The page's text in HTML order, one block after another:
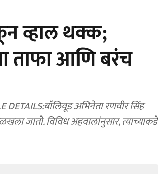
व्हाल थक्क;
ताफा आणि बरंच
DETAILS:बॉलिवूड अभिनेता रणवीर सिंह
जातो. विविध अहवालांनुसार, त्याच्याकडे